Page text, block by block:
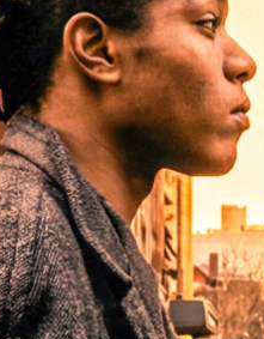
Professionel.le.s
Inscription
des films
Fonds de
sous-titrage
Se connecter